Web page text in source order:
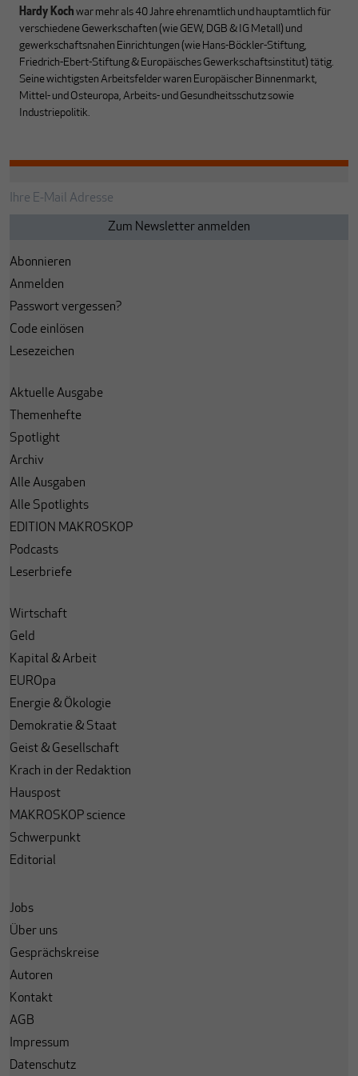
Hardy Koch war mehr als 40 Jahre ehrenamtlich und hauptamtlich für
verschiedene Gewerkschaften (wie GEW, DGB & IG Metall) und
gewerkschaftsnahen Einrichtungen (wie Hans-Böckler-Stiftung,
Friedrich-Ebert-Stiftung & Europäisches Gewerkschaftsinstitut) tätig.
Seine wichtigsten Arbeitsfelder waren Europäischer Binnenmarkt,
Mittel- und Osteuropa, Arbeits- und Gesundheitsschutz sowie
Industriepolitik.
Abonnieren
Anmelden
Passwort vergessen?
Code einlösen
Lesezeichen
Aktuelle Ausgabe
Themenhefte
Spotlight
Archiv
Alle Ausgaben
Alle Spotlights
EDITION MAKROSKOP
Podcasts
Leserbriefe
Wirtschaft
Geld
Kapital & Arbeit
EUROpa
Energie & Ökologie
Demokratie & Staat
Geist & Gesellschaft
Krach in der Redaktion
Hauspost
MAKROSKOP science
Schwerpunkt
Editorial
Jobs
Über uns
Gesprächskreise
Autoren
Kontakt
AGB
Impressum
Datenschutz